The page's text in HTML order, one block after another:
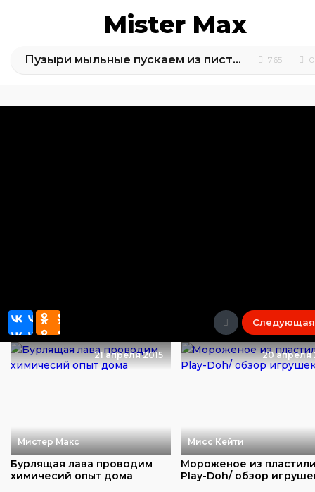
Mister Max
Пузыри мыльные пускаем из пистолета распаковка игрушка 765
Следующая
21 апреля 2015
Мистер Макс
Бурлящая лава проводим
химичесий опыт дома
20 апреля
Мисс Кейти
Мороженое из
Play-Doh/ обзор